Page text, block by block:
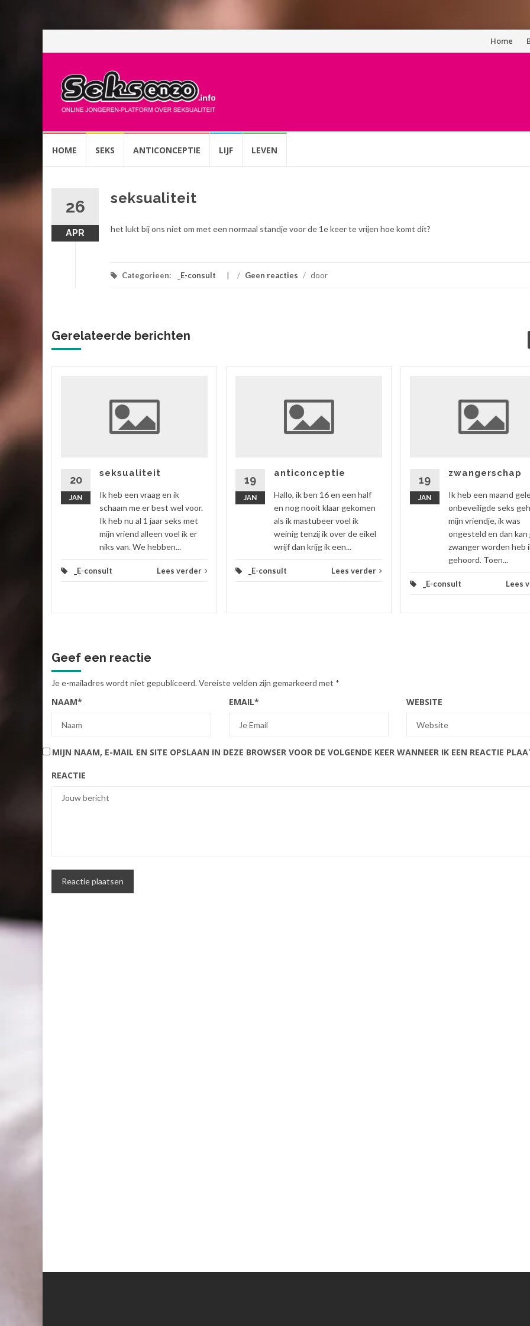
Spring
Home
naarHOME SEKS ANTICONCEPTIE LIJF LEVEN
26
APR
seksualiteit
het lukt bij ons niet om met een normaal standje voor de 1e keer te vrijen hoe komt dit?
Categorieen: _E-consult / Geen reacties / door
Gerelateerde berichten
20
JAN
seksualiteit
Ik heb een vraag en ik
schaam me er best wel voor.
Ik heb nu al 1 jaar seks met
mijn vriend alleen voel ik er
niks van. We hebben...
_E-consult Lees verder
19
JAN
anticonceptie
Hallo, ik ben 16 en een half
en nog nooit klaar gekomen
als ik mastubeer voel ik
weinig tenzij ik over de eikel
wrijf dan krijg ik een...
_E-consult Lees verder
19
JAN
zwangerschap
Ik heb een maand
onbeveiligde seks
mijn vriendje, ik was
ongesteld en dan kan
zwanger worden heb
gehoord. Toen...
_E-consult Lees
Geef een reactie
Je e-mailadres wordt niet gepubliceerd.Vereiste velden zijn gemarkeerd met *
NAAM* EMAIL* WEBSITE
MIJN NAAM, E-MAIL EN SITE OPSLAAN IN DEZE BROWSER VOOR DE VOLGENDE KEER WANNEER IK EEN REACTIE
REACTIE